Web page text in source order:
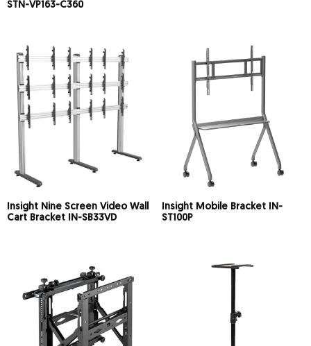
STN-VP163-C360
Insight Nine Screen Video Wall
Cart Bracket IN-SB33VD
Insight Mobile Bracket IN-
ST100P